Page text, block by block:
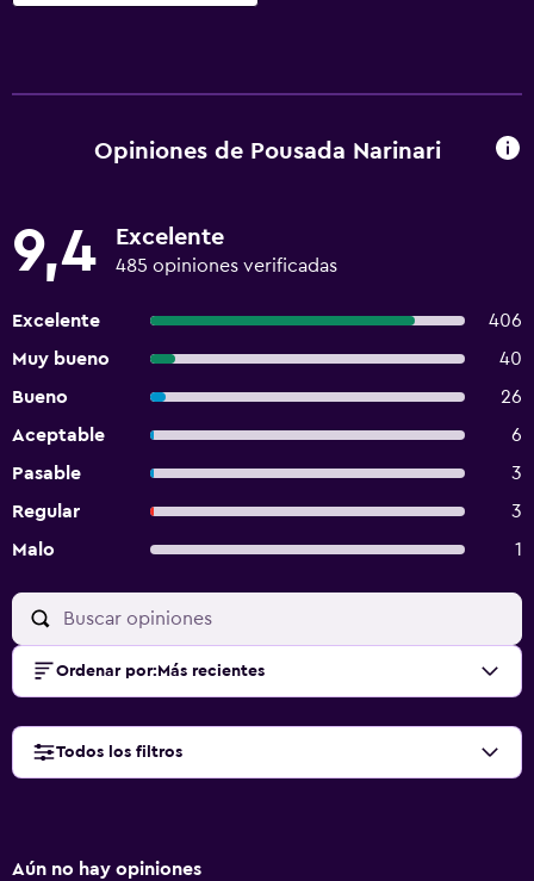
Opiniones de Pousada Narinari
9,4 Excelente
485 opiniones verificadas
Excelente
406
Muy bueno
40
Bueno
26
Aceptable
6
Pasable
3
Regular
3
Malo
1
Ordenar por: Más recientes
Todos los filtros
Aún no hay opiniones